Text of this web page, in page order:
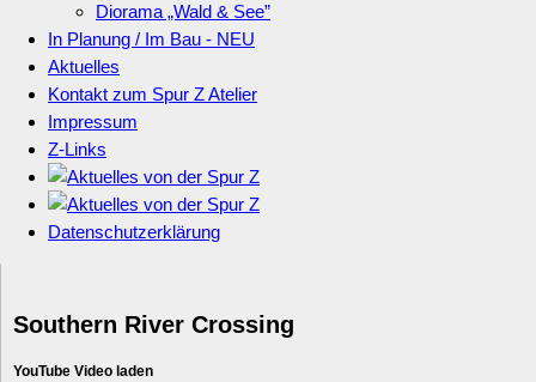
Diorama „Wald & See”
In Planung / Im Bau - NEU
Aktuelles
Kontakt zum Spur Z Atelier
Impressum
Z-Links
Datenschutzerklärung
Southern River Crossing
YouTube Video laden